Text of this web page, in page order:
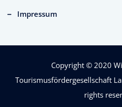
Impressum
Copyright © 2020
Tourismusfördergesellschaft
rights